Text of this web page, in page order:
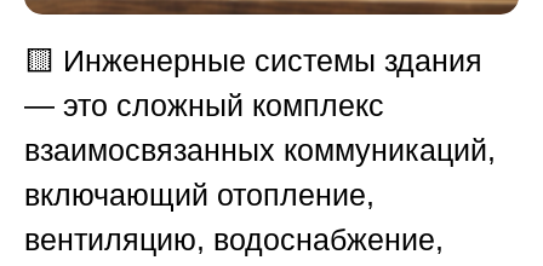
🟨 Инженерные системы здания
— это сложный комплекс
взаимосвязанных коммуникаций,
включающий отопление,
вентиляцию, водоснабжение,